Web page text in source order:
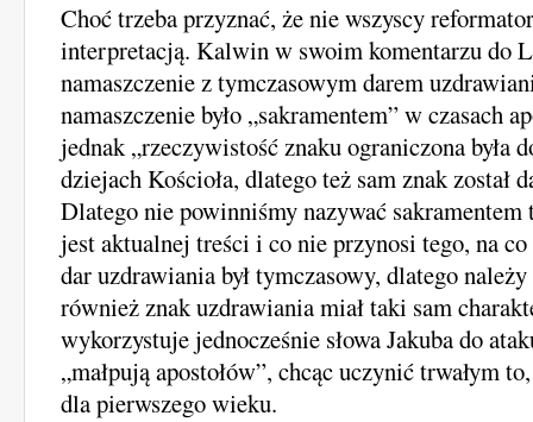
Choć trzeba przyznać, że nie wszyscy
interpretacją. Kalwin w swoim komentarzu do
namaszczenie z tymczasowym darem
namaszczenie było „sakramentem” w czasach
jednak „rzeczywistość znaku ograniczona była
dziejach Kościoła, dlatego też sam znak został
Dlatego nie powinniśmy nazywać sakramentem
jest aktualnej treści i co nie przynosi tego, na
dar uzdrawiania był tymczasowy, dlatego
również znak uzdrawiania miał taki sam
wykorzystuje jednocześnie słowa Jakuba do
„małpują apostołów”, chcąc uczynić trwałym
dla pierwszego wieku.